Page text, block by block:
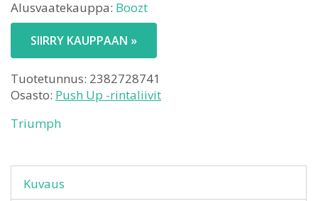
Alusvaatekauppa: Boozt
SIIRRY KAUPPAAN »
Tuotetunnus: 2382728741
Osasto: Push Up -rintaliivit
Triumph
Kuvaus